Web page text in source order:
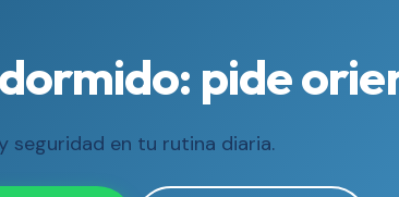
pide
seguridad en tu rutina diaria.